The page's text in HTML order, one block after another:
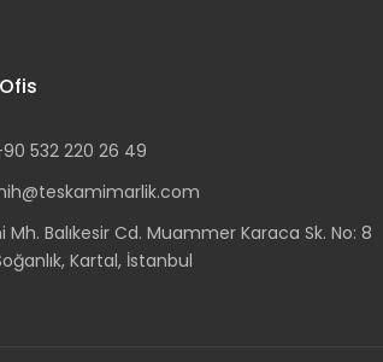
532 220 26 49
Mh. Balıkesir Cd. Muammer Karaca Sk. No: 8
Kartal, İstanbul